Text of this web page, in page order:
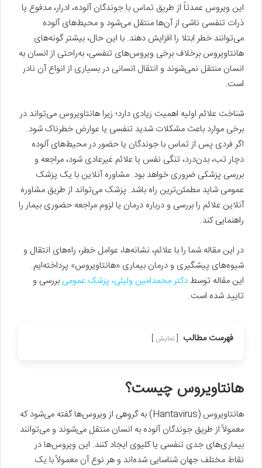
این ویروس عمدتاً از طریق تماس با جوندگان آلوده، ادرار، مدفوع یا
ذرات تنفسی ناشی از آن‌ها منتقل می‌شود و محیط‌های آلوده
می‌توانند خطر ابتلا را افزایش دهند. با این حال، بیشتر گونه‌های
هانتاویروس برخلاف برخی ویروس‌های تنفسی، به‌راحتی از انسان به
انسان منتقل نمی‌شوند و انتقال انسانی در بسیاری از انواع آن نادر
است.
شناخت علائم اولیه اهمیت زیادی دارد؛ زیرا هانتاویروس می‌تواند در
برخی موارد باعث مشکلات شدید تنفسی یا عوارض خطرناک شود.
اگر فردی پس از تماس با جوندگان یا حضور در محیط‌های آلوده
دچار تب، بدن‌درد، تنگی نفس یا علائم غیرعادی شود، مراجعه و
بررسی پزشکی ضروری خواهد بود. مشاوره آنلاین با یک پزشک
عمومی شاید مطمئن‌ترین راه باشد. پزشک می‌تواند از طریق مشاوره
آنلاین علائم را بررسی و درباره درمان یا لزوم مراجعه حضوری بیمار را
راهنمایی کند.
در این مقاله شما را با علائم، نشانه‌ها، عوامل خطر، راه‌های انتقال و
شیوه‌های پیشگیری و درمان بیماری «هانتاویروس» پرداخته‌ایم.
این مقاله توسط دکتر محمدامین ولیئی، پزشک عمومی بررسی و
تایید شده است.
فهرست مطالب نمایش
هانتاویروس چیست؟
هانتاویروس (Hantavirus) به گروهی از ویروس‌ها گفته می‌شود که
معمولاً از طریق جوندگان آلوده به انسان منتقل می‌شوند و می‌توانند
بیماری‌های جدی تنفسی یا کلیوی ایجاد کنند. این ویروس‌ها در
نقاط مختلف جهان شناسایی شده‌اند و هر نوع آن معمولاً با یک